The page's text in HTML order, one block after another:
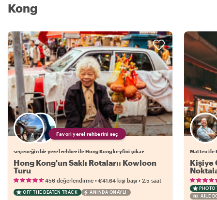
Kong
Favori yerel rehberini seç
seçeceğin bir yerel rehber ile Hong Kong keyfini çıkar
Hong Kong'un Saklı Rotaları: Kowloon
Turu
456 değerlendirme • €41.64 kişi başı • 2.5 saat
OFF THE BEATEN TRACK ANINDA ONAYLI
Matteo ile
Kişiye
PHOTO
AILE